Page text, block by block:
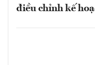
điều chỉnh kế